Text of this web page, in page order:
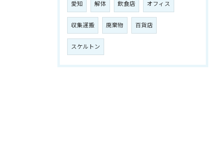
愛知 解体 飲食店 オフィス
収集運搬 廃棄物 百貨店
スケルトン